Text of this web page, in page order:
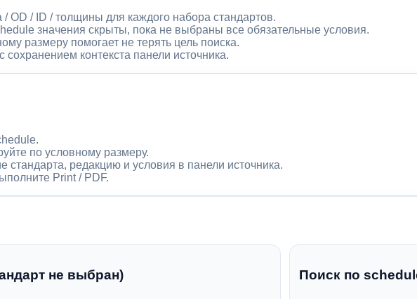
OD / ID / толщины для каждого набора стандартов.
значения скрыты, пока не выбраны все обязательные условия.
размеру помогает не терять цель поиска.
сохранением контекста панели источника.
по условному размеру.
стандарта, редакцию и условия в панели источника.
Print / PDF.
не выбран) Поиск по